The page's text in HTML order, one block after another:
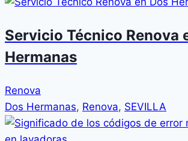
Servicio Técnico Renova
Hermanas
Renova
Dos Hermanas, Renova, SEVILLA